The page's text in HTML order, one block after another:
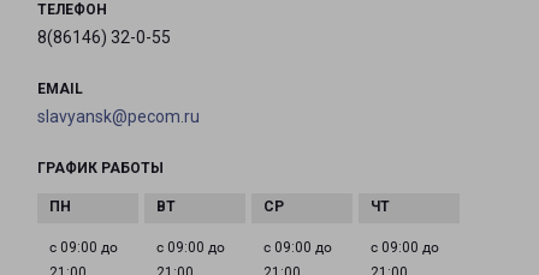
ТЕЛЕФОН
8(86146) 32-0-55
EMAIL
slavyansk@pecom.ru
ГРАФИК РАБОТЫ
с 09:00 до
с 09:00 до
с 09:00 до
с 09:00 до